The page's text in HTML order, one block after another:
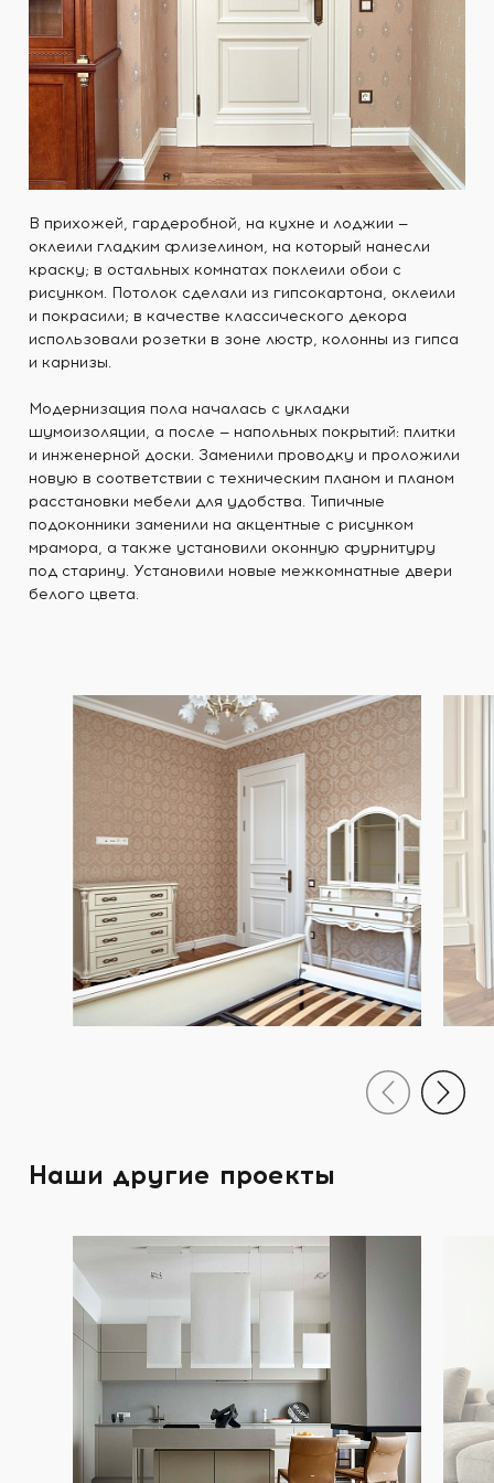
В прихожей, гардеробной, на кухне и лоджии —
оклеили гладким флизелином, на который нанесли
краску; в остальных комнатах поклеили обои с
рисунком. Потолок сделали из гипсокартона, оклеили
и покрасили; в качестве классического декора
использовали розетки в зоне люстр, колонны из гипса
и карнизы.
Модернизация пола началась с укладки
шумоизоляции, а после — напольных покрытий: плитки
и инженерной доски. Заменили проводку и проложили
новую в соответствии с техническим планом и планом
расстановки мебели для удобства. Типичные
подоконники заменили на акцентные с рисунком
мрамора, а также установили оконную фурнитуру
под старину. Установили новые межкомнатные двери
белого цвета.
Наши другие проекты